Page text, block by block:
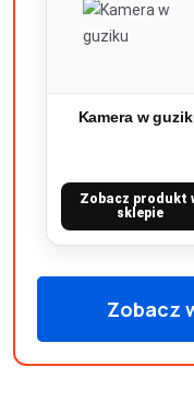
Kamera w
Zobacz produkt
sklepie
Zobacz